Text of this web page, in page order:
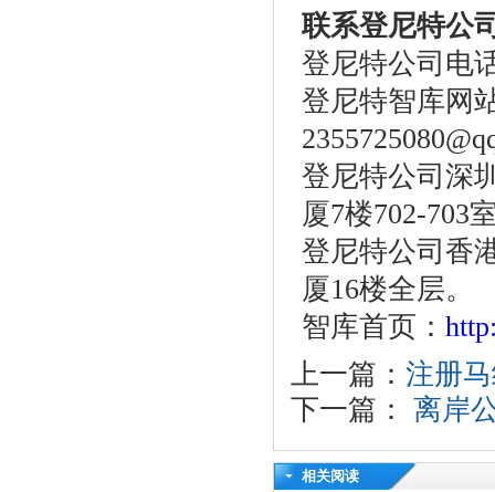
联系登尼特公
登尼特公司电
登尼特智库网
登尼特公司深
厦7楼702-703
登尼特公司香
厦16楼全层。
智库首页：
上一篇： 注册
下一篇：
离岸
相关阅读